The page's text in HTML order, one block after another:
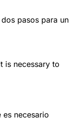
pasos para un
is necessary to
necesario